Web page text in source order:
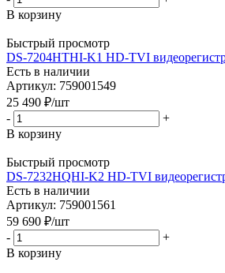
В корзину
Быстрый просмотр
DS-7204HTHI-K1 HD-TVI
Есть в наличии
Артикул: 759001549
25 490 ₽/шт
-
+
В корзину
Быстрый просмотр
DS-7232HQHI-K2 HD-TVI
Есть в наличии
Артикул: 759001561
59 690 ₽/шт
-
+
В корзину